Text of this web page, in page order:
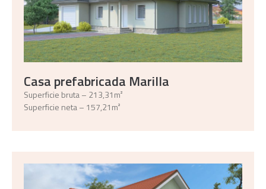
Casa prefabricada Marilla
Superficie bruta – 213,31m²
Superficie neta – 157,21m²